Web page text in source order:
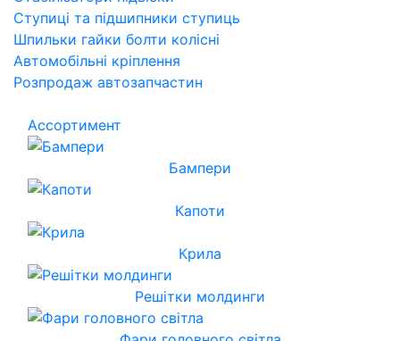
Ступиці та підшипники ступиць
Шпильки гайки болти колісні
Автомобільні кріплення
Розпродаж автозапчастин
Ассортимент
Бампери
Капоти
Крила
Решітки молдинги